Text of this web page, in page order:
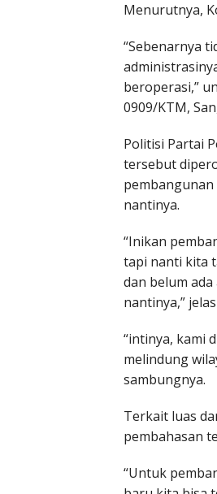
Menurutnya,
“Sebenarnya
beroperasi,”
0909/KTM,
Politisi Partai
tersebut
nantinya.
“Inikan
tapi nanti kita
dan belum
nantinya,”
“intinya, kami
melindung
sambungnya.
Terkait luas
pembahasan
“Untuk